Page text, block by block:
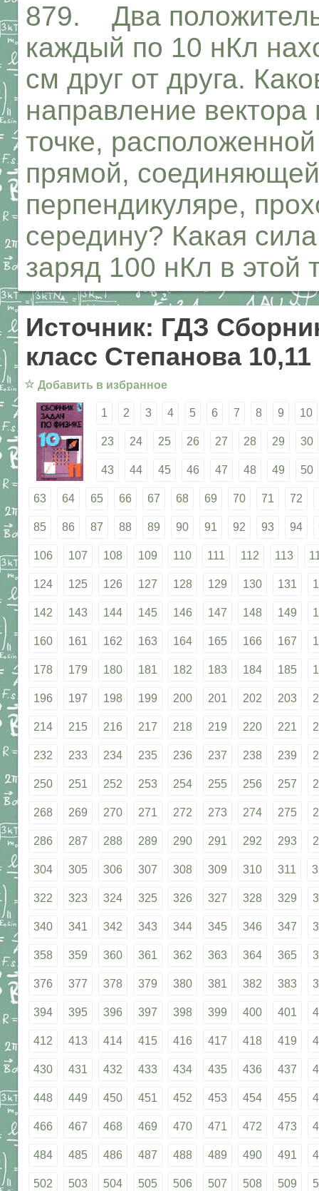
879. Два
каждый по 10 нКл
см друг от друга.
направление
точке,
прямой,
перпендикуляре,
середину? Какая
заряд 100 нКл в этой
Источник: ГДЗ
класс Степанова 10,11
☆ Добавить в избранное
1 2 3 4 5 6 7 8 9 10
23 24 25 26 27 28 29 30
43 44 45 46 47 48 49 50
63 64 65 66 67 68 69 70 71 72
85 86 87 88 89 90 91 92 93 94
106 107 108 109 110 111 112 113
124 125 126 127 128 129 130 131
142 143 144 145 146 147 148 149
160 161 162 163 164 165 166 167
178 179 180 181 182 183 184 185
196 197 198 199 200 201 202 203
214 215 216 217 218 219 220 221
232 233 234 235 236 237 238 239
250 251 252 253 254 255 256 257
268 269 270 271 272 273 274 275
286 287 288 289 290 291 292 293
304 305 306 307 308 309 310 311
322 323 324 325 326 327 328 329
340 341 342 343 344 345 346 347
358 359 360 361 362 363 364 365
376 377 378 379 380 381 382 383
394 395 396 397 398 399 400 401
412 413 414 415 416 417 418 419
430 431 432 433 434 435 436 437
448 449 450 451 452 453 454 455
466 467 468 469 470 471 472 473
484 485 486 487 488 489 490 491
502 503 504 505 506 507 508 509